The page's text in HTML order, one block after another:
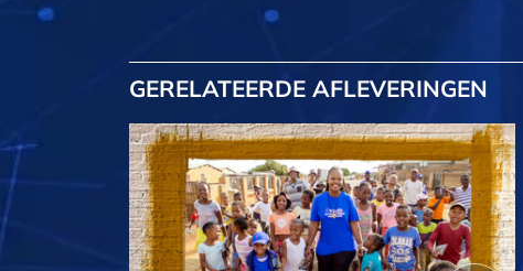
GERELATEERDE AFLEVERINGEN